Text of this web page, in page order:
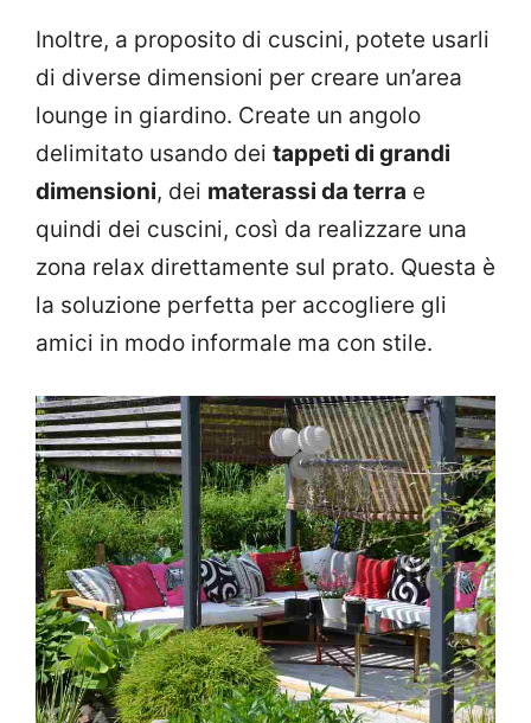
Inoltre, a proposito di cuscini, potete usarli
di diverse dimensioni per creare un’area
lounge in giardino. Create un angolo
delimitato usando dei tappeti di grandi
dimensioni, dei materassi da terra e
quindi dei cuscini, così da realizzare una
zona relax direttamente sul prato. Questa è
la soluzione perfetta per accogliere gli
amici in modo informale ma con stile.